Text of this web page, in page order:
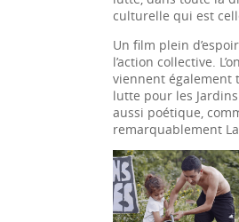
culturelle qui est
Un film plein
l’action collective.
viennent également
lutte pour les
aussi poétique,
remarquablement